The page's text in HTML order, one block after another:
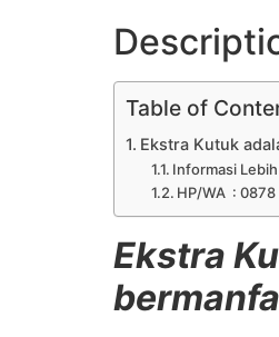
Table of
Ekstra Kutuk
Informasi
HP/WA :
Ekstra